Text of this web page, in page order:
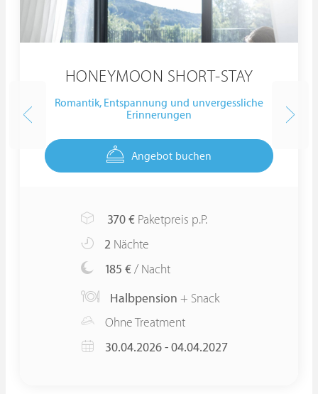
HONEYMOON SHORT-STAY
Romantik, Entspannung und unvergessliche
Erinnerungen
Angebot buchen
370 € Paketpreis p.P.
2 Nächte
185 € / Nacht
Halbpension + Snack
Ohne Treatment
30.04.2026 - 04.04.2027